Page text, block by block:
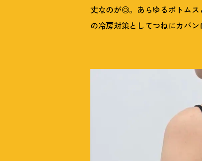
丈なのが◎。あらゆるボトムス
の冷房対策としてつねにカバン